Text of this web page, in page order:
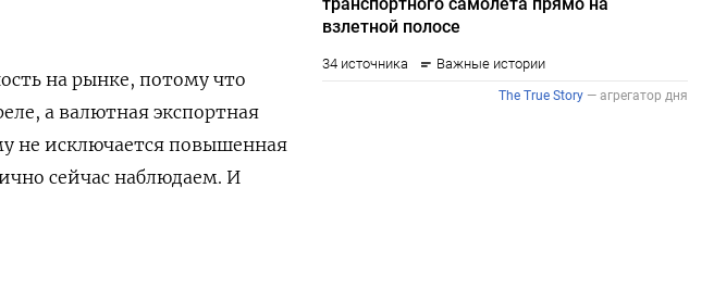
на рынке, потому ​что
а валютная экспортная
не исключается повышенная
сейчас наблюдаем. И